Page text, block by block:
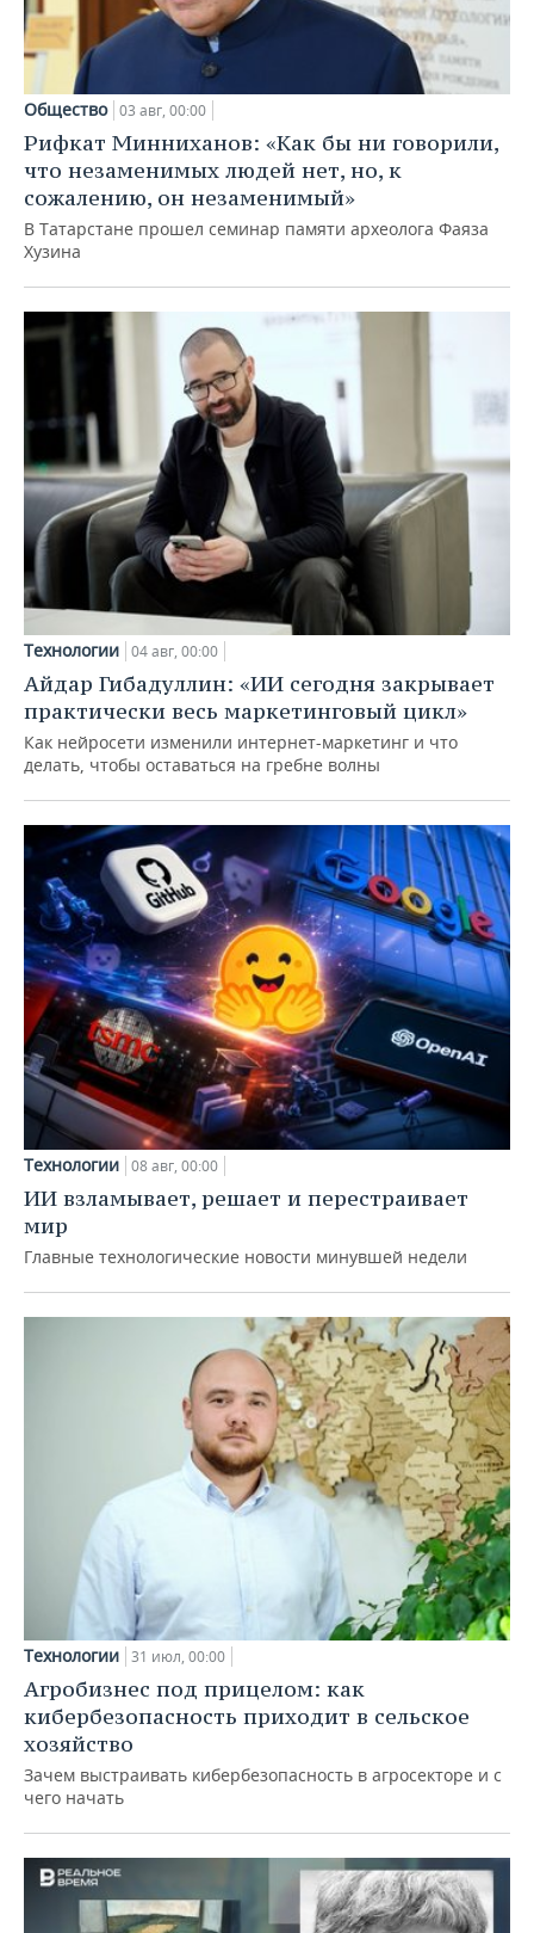
Общество 03 авг, 00:00
Рифкат Минниханов: «Как бы ни говорили,
что незаменимых людей нет, но, к
сожалению, он незаменимый»
В Татарстане прошел семинар памяти археолога Фаяза
Хузина
Технологии 04 авг, 00:00
Айдар Гибадуллин: «ИИ сегодня закрывает
практически весь маркетинговый цикл»
Как нейросети изменили интернет-маркетинг и что
делать, чтобы оставаться на гребне волны
Технологии 08 авг, 00:00
ИИ взламывает, решает и перестраивает
мир
Главные технологические новости минувшей недели
Технологии 31 июл, 00:00
Агробизнес под прицелом: как
кибербезопасность приходит в сельское
хозяйство
Зачем выстраивать кибербезопасность в агросекторе и с
чего начать